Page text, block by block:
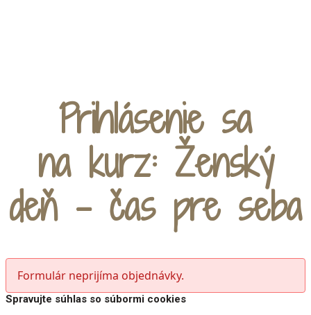
Prihlásenie sa
na kurz: Ženský
deň - čas pre seba
Formulár neprijíma objednávky.
Spravujte súhlas so súbormi cookies